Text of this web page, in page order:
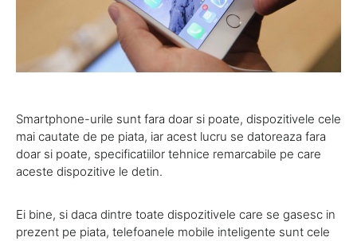
Smartphone-urile sunt fara doar si poate, dispozitivele cele
mai cautate de pe piata, iar acest lucru se datoreaza fara
doar si poate, specificatiilor tehnice remarcabile pe care
aceste dispozitive le detin.
Ei bine, si daca dintre toate dispozitivele care se gasesc in
prezent pe piata, telefoanele mobile inteligente sunt cele